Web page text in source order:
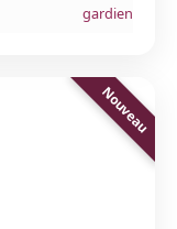
gardien